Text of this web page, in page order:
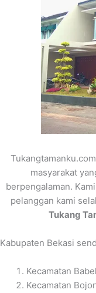
masyarakat
berpengalaman.
pelanggan kami
Tukang
Kabupaten Bekasi
Kecamatan
Kecamatan